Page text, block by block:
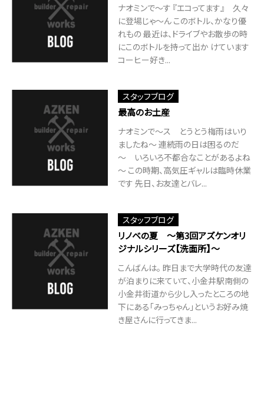
ナオミンで～す 『エコってます』 久々
に登場じゃ～ん このボトル、かなり優
れもの 最近は、ドライブやお散歩の時
にこのボトルを持って出か けています
コーヒー好き...
スタッフブログ
最高のお土産
ナオミンで～ス とうとう梅雨はいり
ましたね～ 連続雨の日は困るのだ
～ いろいろ不都合なことがあるよね
～ この時期、高気圧ギャルは臨時休業
です 先日、お友達とバレ...
スタッフブログ
リノベの夏 ～第3回アズケンオリ
ジナルシリーズ【洗面所】～
こんばんは。 昨日まで大学時代の友達
が泊まりに来ていて、小金井駅南側の
小金井街道から少し入ったところの地
下にある「みっちゃん」というお好み焼
き屋さんに行ってきま...